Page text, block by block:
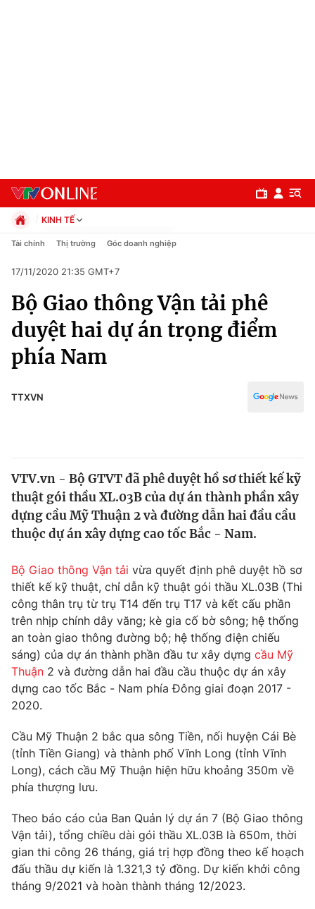
Chuyên mục
Chính trị
Xã hội
Pháp luật
Thế giới
Tin tức
Thế giới đó đây
Câu chuyện quốc tế
Kinh tế
Thị trường
Góc doanh nghiệp
Dữ liệu và đời sống
Truyền hình
Phim VTV
Hậu trường
Nhân vật
Giải sao mai
Giải trí
Điện ảnh
Âm nhạc
Sao
Đời sống
Làm đẹp
Chất lượng cuộc sống
Giáo dục
Tuyển sinh
Học trực tuyến
Công nghệ
Sản phẩm
Thị trường
Tư vấn
Giao lưu trực tuyến
Lịch phát sóng
KINH TẾ
Chính trị
Pháp luật
Kinh tế
Thể thao
Truyền hình
Văn hóa - Giải trí
Tài chính Thị trường Góc doanh nghiệp
17/11/2020 21:35 GMT+7
Bộ Giao thông Vận tải phê
duyệt hai dự án trọng điểm
phía Nam
TTXVN
VTV.vn - Bộ GTVT đã phê duyệt hồ sơ thiết kế kỹ
thuật gói thầu XL.03B của dự án thành phần xây
dựng cầu Mỹ Thuận 2 và đường dẫn hai đầu cầu
thuộc dự án xây dựng cao tốc Bắc - Nam.
Bộ Giao thông Vận tải vừa quyết định phê duyệt hồ sơ
thiết kế kỹ thuật, chỉ dẫn kỹ thuật gói thầu XL.03B (Thi
công thân trụ từ trụ T14 đến trụ T17 và kết cấu phần
trên nhịp chính dây văng; kè gia cố bờ sông; hệ thống
an toàn giao thông đường bộ; hệ thống điện chiếu
sáng) của dự án thành phần đầu tư xây dựng cầu Mỹ
Thuận 2 và đường dẫn hai đầu cầu thuộc dự án xây
dựng cao tốc Bắc - Nam phía Đông giai đoạn 2017 -
2020.
Cầu Mỹ Thuận 2 bắc qua sông Tiền, nối huyện Cái Bè
(tỉnh Tiền Giang) và thành phố Vĩnh Long (tỉnh Vĩnh
Long), cách cầu Mỹ Thuận hiện hữu khoảng 350m về
phía thượng lưu.
Theo báo cáo của Ban Quản lý dự án 7 (Bộ Giao thông
Vận tải), tổng chiều dài gói thầu XL.03B là 650m, thời
gian thi công 26 tháng, giá trị hợp đồng theo kế hoạch
đấu thầu dự kiến là 1.321,3 tỷ đồng. Dự kiến khởi công
tháng 9/2021 và hoàn thành tháng 12/2023.